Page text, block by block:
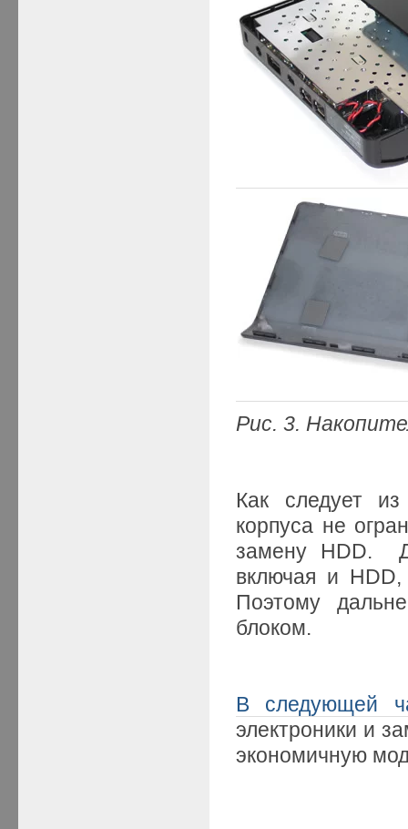
Рис. 3.
Как следует из
корпуса не
замену HDD.
включая и
Поэтому
блоком.
В следующей
электроники и
экономичную